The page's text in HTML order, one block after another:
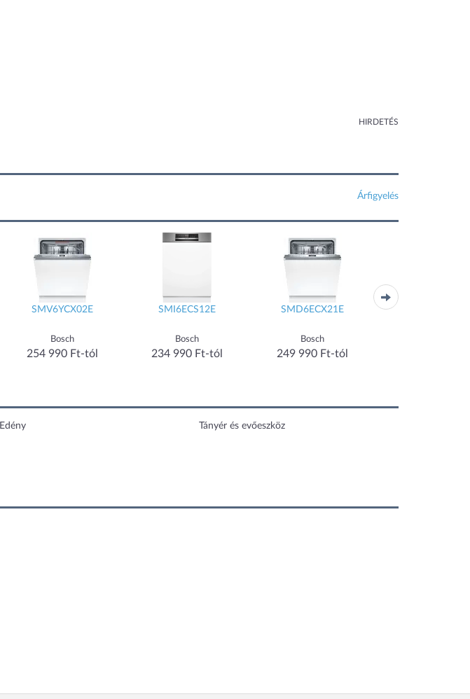
HIRDETÉS
Árfigyelés
SMV6YCX02E
Bosch
254 990 Ft-tól
SMI6ECS12E
Bosch
234 990 Ft-tól
SMD6ECX21E
Bosch
249 990 Ft-tól
Edény
Tányér és evőeszköz